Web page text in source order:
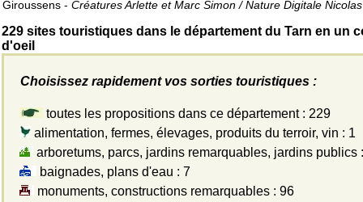
Giroussens - Créatures Arlette et Marc Simon / Nature Digitale
229 sites touristiques dans le département du Tarn en un
d'oeil
Choisissez rapidement vos sorties touristiques :
toutes les propositions dans ce département : 229
alimentation, fermes, élevages, produits du terroir, vin : 1
arboretums, parcs, jardins remarquables, jardins publics
baignades, plans d'eau : 7
monuments, constructions remarquables : 96